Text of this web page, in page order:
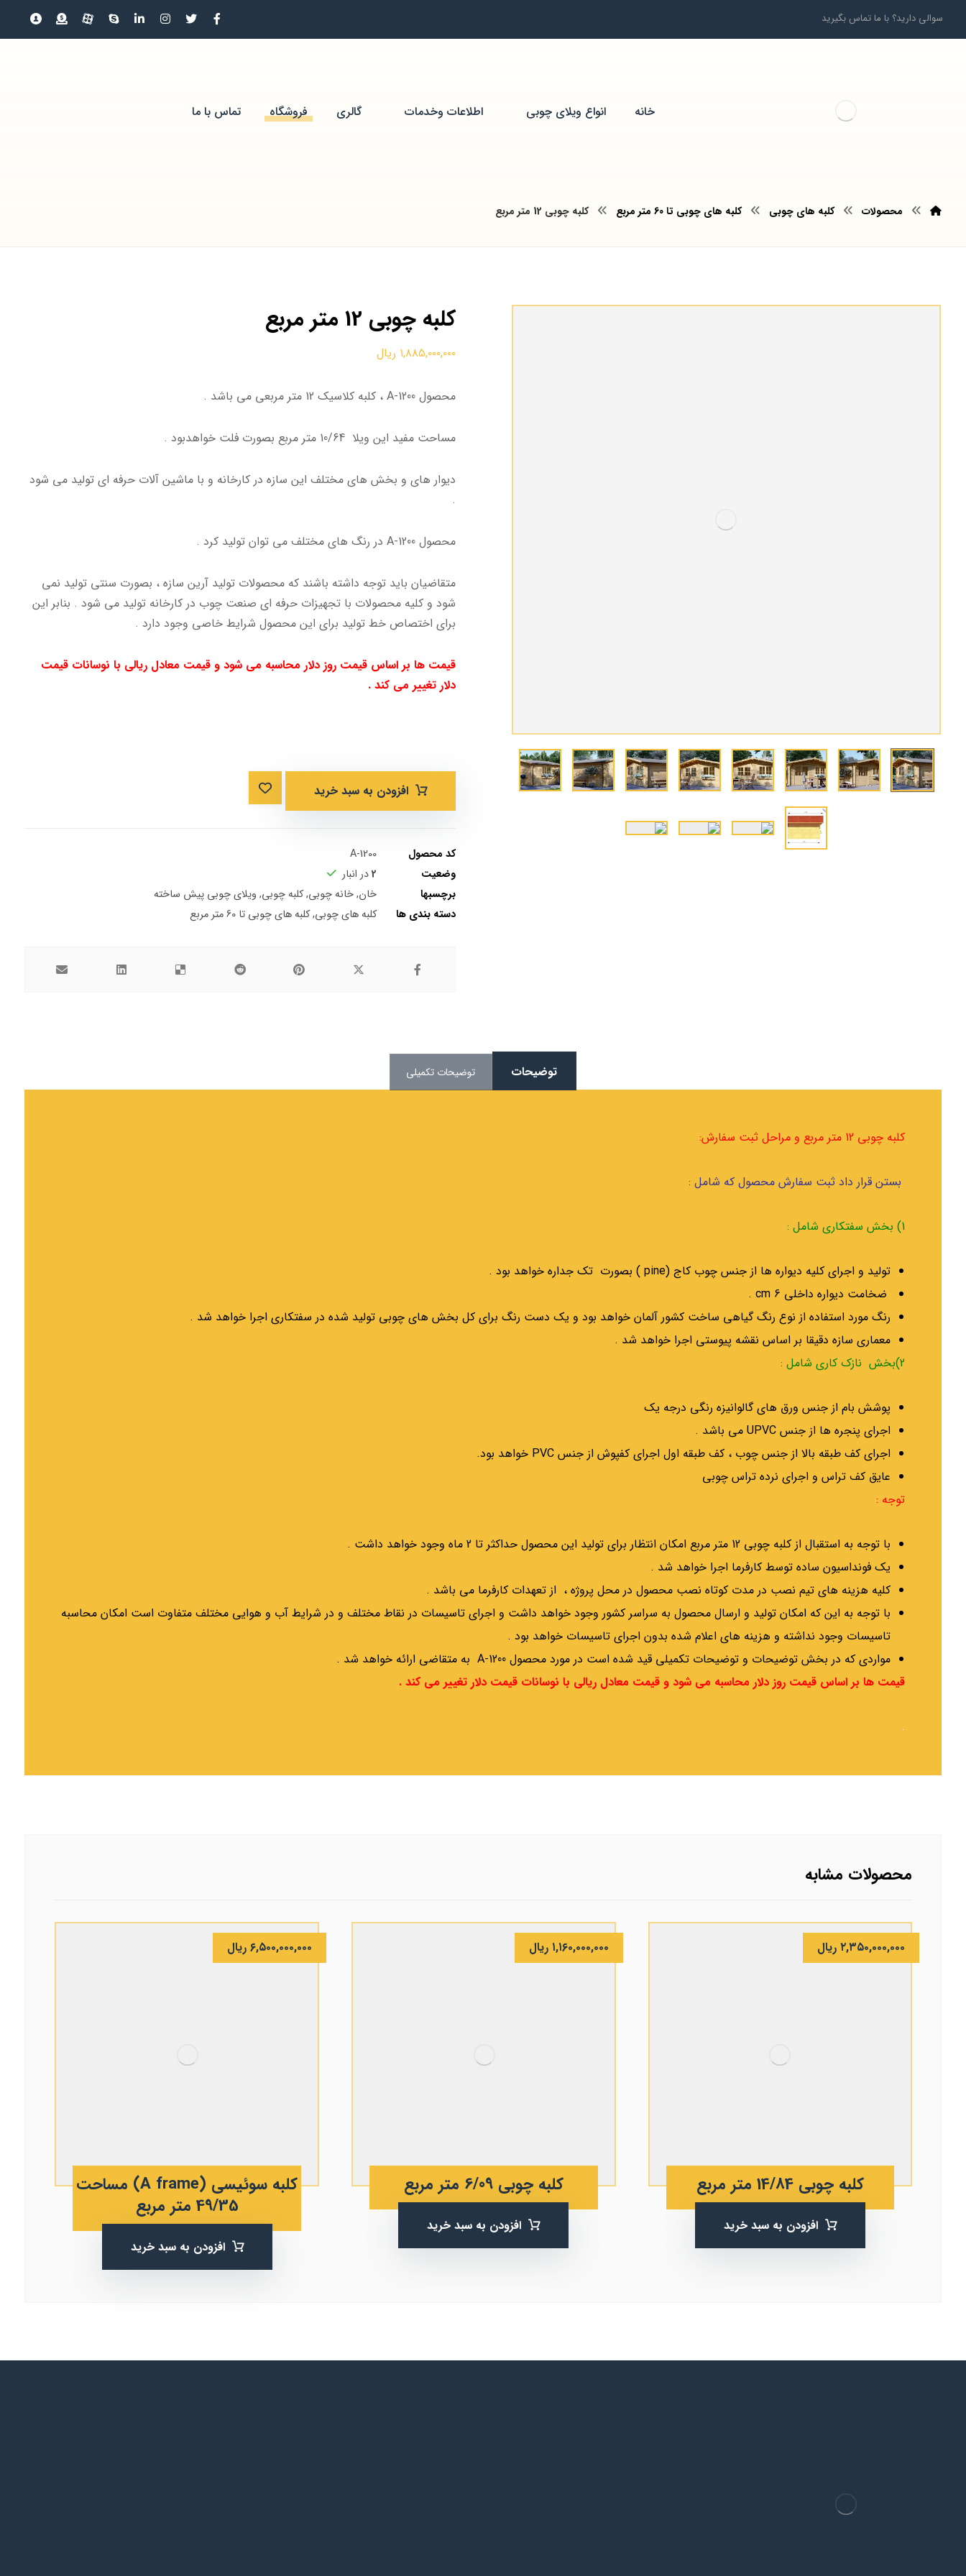
سوالی دارید؟ با ما تماس بگیرید
خانه انواع ویلای چوبی اطلاعات وخدمات گالری فروشگاه تماس با ما
محصولات کلبه های چوبی کلبه های چوبی تا 60 متر مربع کلبه چوبی 12 متر مربع
کلبه چوبی 12 متر مربع
۱,۸۸۵,۰۰۰,۰۰۰ ریال
محصول A-1200 ، کلبه کلاسیک 12 متر مربعی می باشد .
مساحت مفید این ویلا 10/64 متر مربع بصورت فلت خواهدبود .
دیوار های و بخش های مختلف این سازه در کارخانه و با ماشین آلات حرفه ای تولید می شود
.
محصول A-1200 در رنگ های مختلف می توان تولید کرد .
متقاضیان باید توجه داشته باشند که محصولات تولید آرین سازه ، بصورت سنتی تولید نمی
شود و کلیه محصولات با تجهیزات حرفه ای صنعت چوب در کارخانه تولید می شود . بنابر این
برای اختصاص خط تولید برای این محصول شرایط خاصی وجود دارد .
قیمت ها بر اساس قیمت روز دلار محاسبه می شود و قیمت معادل ریالی با نوسانات قیمت
دلار تغییر می کند .
افزودن به سبد خرید
کد محصول
A-1200
وضعیت
2در انبار
برچسبها
خان,خانه چوبی,کلبه چوبی, ویلای چوبی پیش ساخته
دسته بندی ها
کلبه های چوبی,کلبه های چوبی تا 60 متر مربع
توضیحات توضیحات تکمیلی
کلبه چوبی 12 متر مربع و مراحل ثبت سفارش:
بستن قرار داد ثبت سفارش محصول که شامل :
1) بخش سفتکاری شامل :
تولید و اجرای کلیه دیواره ها از جنس چوب کاج (pine ) بصورت تک جداره خواهد بود .
ضخامت دیواره داخلی 6 cm .
رنگ مورد استفاده از نوع رنگ گیاهی ساخت کشور آلمان خواهد بود و یک دست رنگ برای کل بخش های چوبی تولید شده در سفتکاری اجرا خواهد شد .
معماری سازه دقیقا بر اساس نقشه پیوستی اجرا خواهد شد .
2)بخش نازک کاری شامل :
پوشش بام از جنس ورق های گالوانیزه رنگی درجه یک
اجرای پنجره ها از جنس UPVC می باشد .
اجرای کف طبقه بالا از جنس چوب ، کف طبقه اول اجرای کفپوش از جنس PVC خواهد بود.
عایق کف تراس و اجرای نرده تراس چوبی
توجه :
با توجه به استقبال از کلبه چوبی 12 متر مربع امکان انتظار برای تولید این محصول حداکثر تا 2 ماه وجود خواهد داشت .
یک فونداسیون ساده توسط کارفرما اجرا خواهد شد .
کلیه هزینه های تیم نصب در مدت کوتاه نصب محصول در محل پروژه ، از تعهدات کارفرما می باشد .
با توجه به این که امکان تولید و ارسال محصول به سراسر کشور وجود خواهد داشت و اجرای تاسیسات در نقاط مختلف و در شرایط آب و هوایی مختلف متفاوت است امکان محاسبه
تاسیسات وجود نداشته و هزینه های اعلام شده بدون اجرای تاسیسات خواهد بود .
مواردی که در بخش توضیحات و توضیحات تکمیلی قید شده است در مورد محصول A-1200 به متقاضی ارائه خواهد شد .
قیمت ها بر اساس قیمت روز دلار محاسبه می شود و قیمت معادل ریالی با نوسانات قیمت دلار تغییر می کند .
.
محصولات مشابه
کلبه چوبی 14/84 متر مربع
۲,۳۵۰,۰۰۰,۰۰۰ ریال
افزودن به سبد خرید
کلبه چوبی 6/09 متر مربع
۱,۱۶۰,۰۰۰,۰۰۰ ریال
افزودن به سبد خرید
کلبه سوئیسی (A frame) مساحت
49/35 متر مربع
۶,۵۰۰,۰۰۰,۰۰۰ ریال
افزودن به سبد خرید